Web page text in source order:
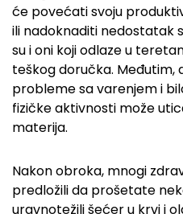
će povećati svoju
ili nadoknaditi nedostatak
su i oni koji odlaze u
teškog doručka.
probleme sa varenjem i
fizičke aktivnosti može
materija.
Nakon obroka, mnogi
predložili da prošetate
uravnotežili šećer u krvi i